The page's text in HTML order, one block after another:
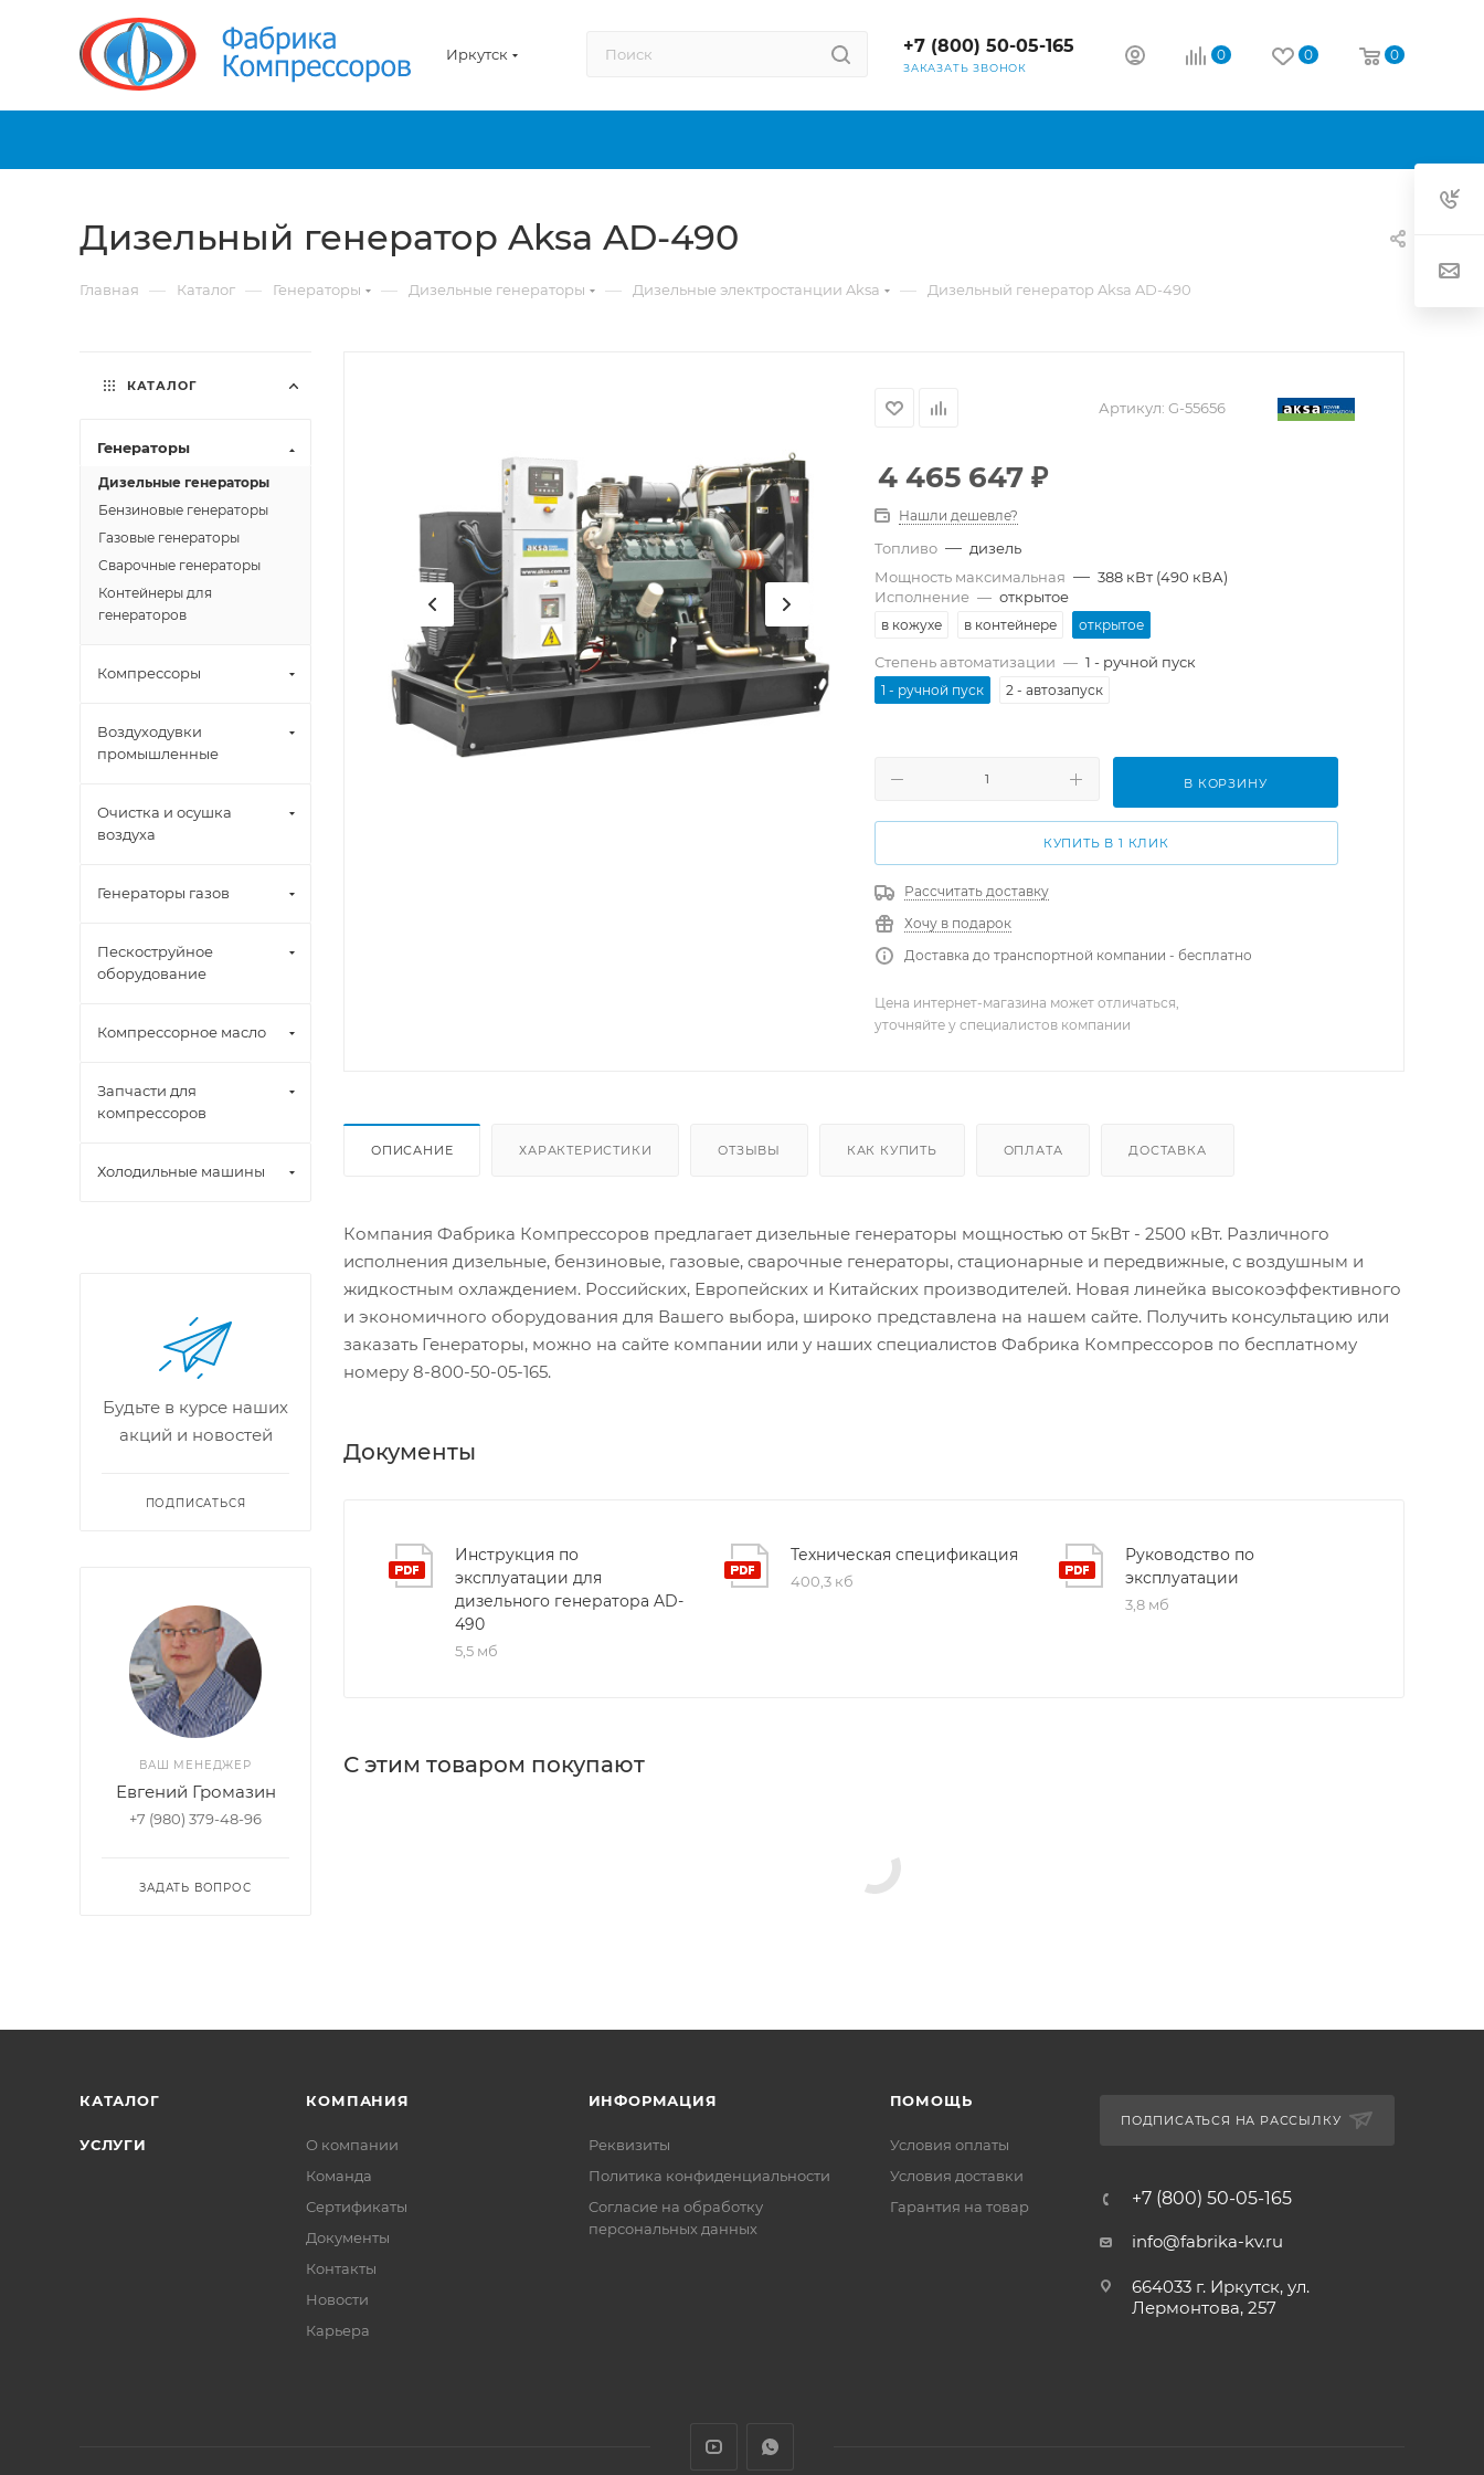
Иркутск +7 (800) 50-05-165
ЗАКАЗАТЬ ЗВОНОК
0 0 0
Дизельный генератор Aksa AD-490
Главная — Каталог — Генераторы — Дизельные генераторы — Дизельные электростанции Aksa — Дизельный генератор Aksa AD-490
Артикул: G-55656
4 465 647₽
Нашли дешевле?
Топливо — дизель
Мощность максимальная — 388 кВт (490 кВА)
Исполнение — открытое
в кожухе в контейнере открытое
Степень автоматизации — 1 - ручной пуск
1 - ручной пуск 2 - автозапуск
В КОРЗИНУ
КУПИТЬ В 1 КЛИК
Рассчитать доставку
Хочу в подарок
Доставка до транспортной компании - бесплатно
Цена интернет-магазина может отличаться,
уточняйте у специалистов компании
ОПИСАНИЕ ХАРАКТЕРИСТИКИ ОТЗЫВЫ КАК КУПИТЬ ОПЛАТА ДОСТАВКА
Компания Фабрика Компрессоров предлагает дизельные генераторы мощностью от 5кВт - 2500 кВт. Различного
исполнения дизельные, бензиновые, газовые, сварочные генераторы, стационарные и передвижные, с воздушным и
жидкостным охлаждением. Российских, Европейских и Китайских производителей. Новая линейка высокоэффективного
и экономичного оборудования для Вашего выбора, широко представлена на нашем сайте. Получить консультацию или
заказать Генераторы, можно на сайте компании или у наших специалистов Фабрика Компрессоров по бесплатному
номеру 8-800-50-05-165.
Документы
Инструкция по
эксплуатации для
дизельного генератора AD-
490
5,5 мб
Техническая спецификация
400,3 кб
Руководство по
эксплуатации
3,8 мб
С этим товаром покупают
КАТАЛОГ
Генераторы
Дизельные генераторы
Бензиновые генераторы
Газовые генераторы
Сварочные генераторы
Контейнеры для
генераторов
Компрессоры
Воздуходувки
промышленные
Очистка и осушка
воздуха
Генераторы газов
Пескоструйное
оборудование
Компрессорное масло
Запчасти для
компрессоров
Холодильные машины
Будьте в курсе наших
акций и новостей
ПОДПИСАТЬСЯ
ВАШ МЕНЕДЖЕР
Евгений Громазин
+7 (980) 379-48-96
ЗАДАТЬ ВОПРОС
КАТАЛОГ
УСЛУГИ
КОМПАНИЯ
О компании
Команда
Сертификаты
Документы
Контакты
Новости
Карьера
ИНФОРМАЦИЯ
Реквизиты
Политика конфиденциальности
Cогласие на обработку
персональных данных
ПОМОЩЬ
Условия оплаты
Условия доставки
Гарантия на товар
ПОДПИСАТЬСЯ НА РАССЫЛКУ
+7 (800) 50-05-165
info@fabrika-kv.ru
664033 г. Иркутск, ул.
Лермонтова, 257